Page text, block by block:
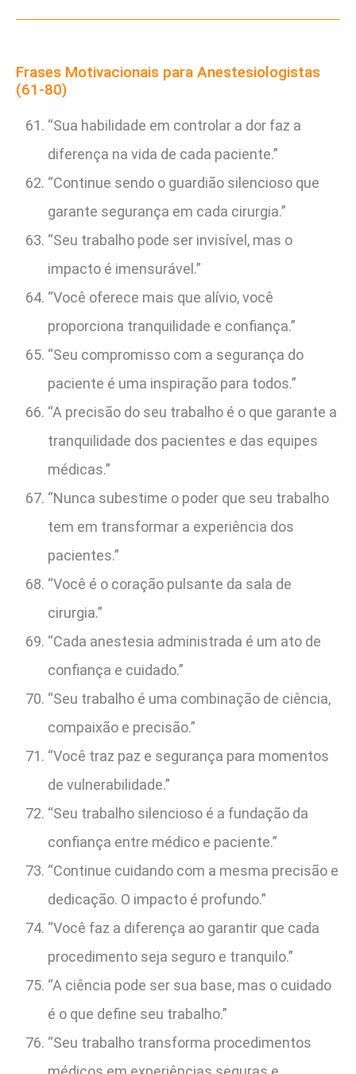
Frases Motivacionais para Anestesiologistas
(61-80)
“Sua habilidade em controlar a dor faz a
diferença na vida de cada paciente.”
“Continue sendo o guardião silencioso que
garante segurança em cada cirurgia.”
“Seu trabalho pode ser invisível, mas o
impacto é imensurável.”
“Você oferece mais que alívio, você
proporciona tranquilidade e confiança.”
“Seu compromisso com a segurança do
paciente é uma inspiração para todos.”
“A precisão do seu trabalho é o que garante a
tranquilidade dos pacientes e das equipes
médicas.”
“Nunca subestime o poder que seu trabalho
tem em transformar a experiência dos
pacientes.”
“Você é o coração pulsante da sala de
cirurgia.”
“Cada anestesia administrada é um ato de
confiança e cuidado.”
“Seu trabalho é uma combinação de ciência,
compaixão e precisão.”
“Você traz paz e segurança para momentos
de vulnerabilidade.”
“Seu trabalho silencioso é a fundação da
confiança entre médico e paciente.”
“Continue cuidando com a mesma precisão e
dedicação. O impacto é profundo.”
“Você faz a diferença ao garantir que cada
procedimento seja seguro e tranquilo.”
“A ciência pode ser sua base, mas o cuidado
é o que define seu trabalho.”
“Seu trabalho transforma procedimentos